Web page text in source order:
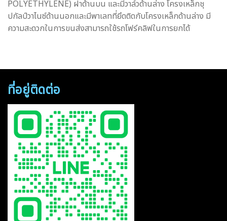
POLYETHYLENE) ฝาด้านบน และมีวาล์วด้านล่าง โครงเหล็กชุ
ปกัลป์วาไนซ์ด้านนอกและมีพาเลทที่ยึดติดกับโครงเหล็กด้านล่าง มี
ความสะดวกในการขนส่งสามารถใช้รถโฟร์คลิฟในการยกได้
ที่อยู่ติดต่อ